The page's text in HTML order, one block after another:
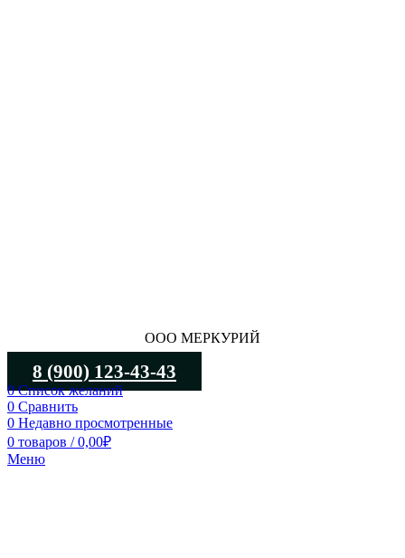
ООО МЕРКУРИЙ
8 (900) 123-43-43
0Список желаний
0 Сравнить
0 Недавно просмотренные
0 товаров / 0,00₽
Меню